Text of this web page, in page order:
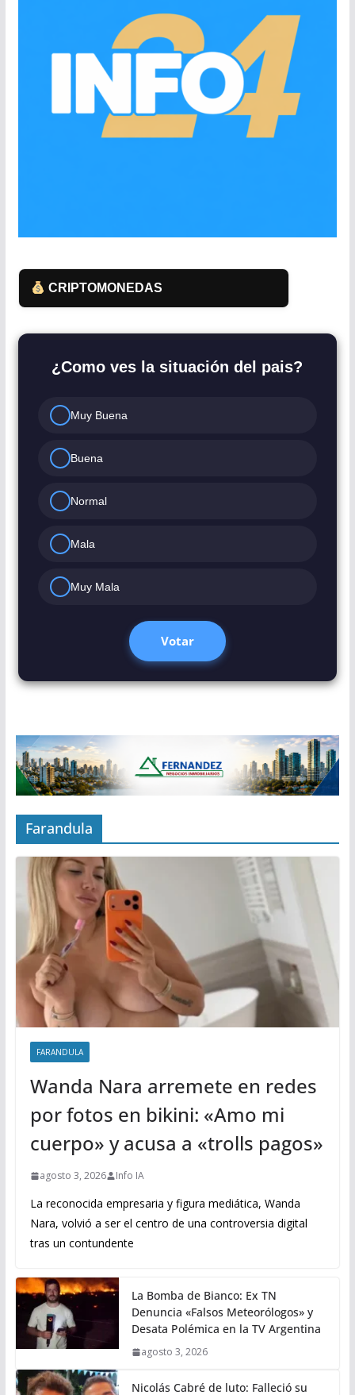
CRIPTOMONEDAS
¿Como ves la situación del pais?
Muy Buena
Buena
Normal
Mala
Muy Mala
Votar
Farandula
FARANDULA
Wanda Nara arremete en redes
por fotos en bikini: «Amo mi
cuerpo» y acusa a «trolls pagos»
agosto 3, 2026 Info IA
La reconocida empresaria y figura mediática, Wanda
Nara, volvió a ser el centro de una controversia digital
tras un contundente
La Bomba de Bianco: Ex TN
Denuncia «Falsos Meteorólogos» y
Desata Polémica en la TV Argentina
agosto 3, 2026
Nicolás Cabré de luto: Falleció su